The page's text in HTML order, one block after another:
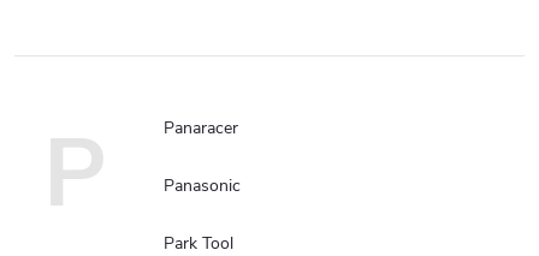
P Panaracer
Panasonic
Park Tool